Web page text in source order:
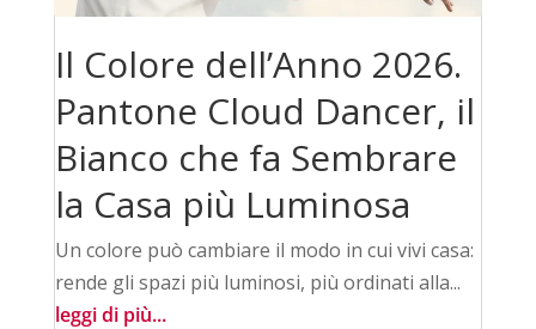
Il Colore dell’Anno 2026.
Pantone Cloud Dancer, il
Bianco che fa Sembrare
la Casa più Luminosa
Un colore può cambiare il modo in cui vivi casa:
rende gli spazi più luminosi, più ordinati alla...
leggi di più...